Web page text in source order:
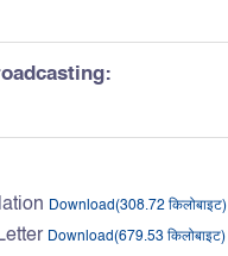
Download(308.72 किलोबाइट)
Download(679.53 किलोबाइट)